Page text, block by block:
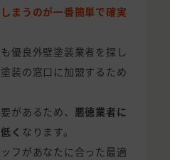
まうのが一番簡単で確実
優良外壁塗装業者を探し
装の窓口に加盟するため
があるため、 悪徳業者に
く なります。
フがあなたに合った最適